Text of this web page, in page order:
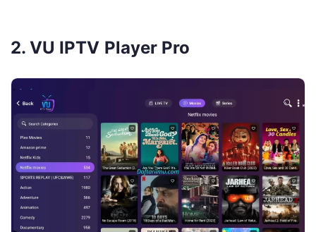
2. VU IPTV Player Pro